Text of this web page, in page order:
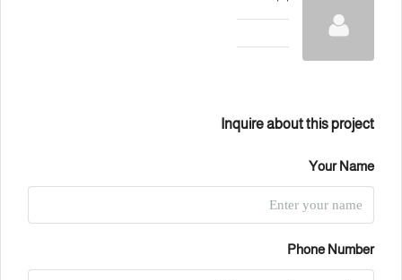
Inquire about this project
Your Name
Phone Number